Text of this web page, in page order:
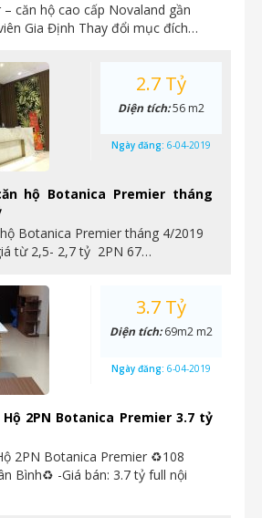
căn hộ cao cấp Novaland gần
Gia Định Thay đổi mục đích…
hộ Botanica Premier tháng
Botanica Premier tháng 4/2019
từ 2,5- 2,7 tỷ 2PN 67…
2.7 Tỷ
Diện tích:56 m2
Ngày đăng: 6-04-2019
Hộ 2PN Botanica Premier 3.7 tỷ
2PN Botanica Premier ♻108
Bình♻ -Giá bán: 3.7 tỷ full nội
3.7 Tỷ
Diện tích:69m2 m2
Ngày đăng: 6-04-2019